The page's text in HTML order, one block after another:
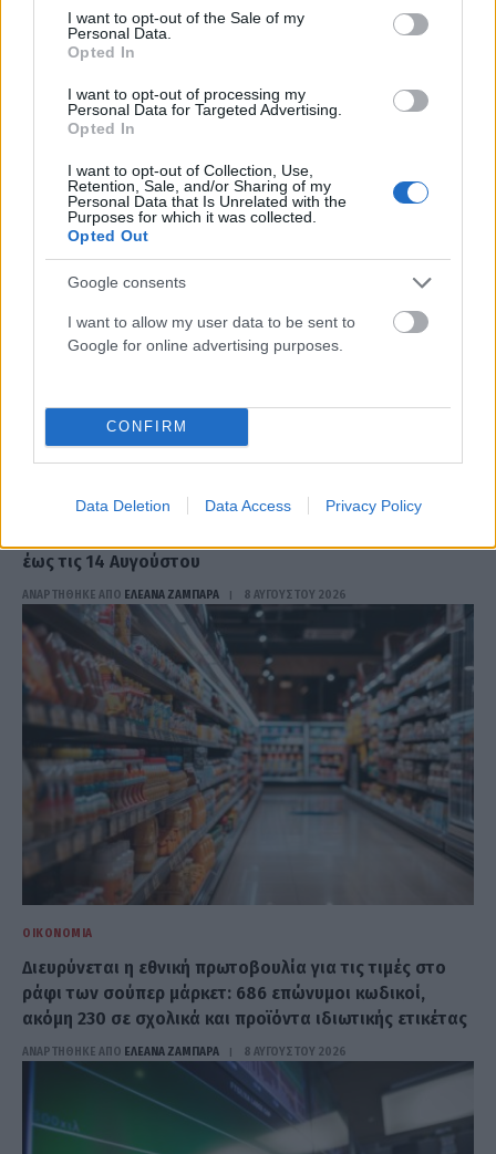
consent section.
I want to opt-out of the Sale of my
Personal Data.
Opted In
I want to opt-out of processing my
Personal Data for Targeted Advertising.
Opted In
I want to opt-out of Collection, Use,
Retention, Sale, and/or Sharing of my
Personal Data that Is Unrelated with the
Purposes for which it was collected.
Opted Out
Google consents
I want to allow my user data to be sent to
Google for online advertising purposes.
CONFIRM
Data Deletion Data Access Privacy Policy
ΣΧΕΤΙΚΑΑΡΘΡΑ
ΟΙΚΟΝΟΜΊΑ
έως τις 14 Αυγούστου
ΑΝΑΡΤΗΘΗΚΕ ΑΠΟ ΕΛΕΑΝΑ ΖΑΜΠΑΡΑ 8 ΑΥΓΟΎΣΤΟΥ 2026
ΟΙΚΟΝΟΜΊΑ
Διευρύνεται η εθνική πρωτοβουλία για τις τιμές στο
ράφι των σούπερ μάρκετ: 686 επώνυμοι κωδικοί,
ακόμη 230 σε σχολικά και προϊόντα ιδιωτικής ετικέτας
ΑΝΑΡΤΗΘΗΚΕ ΑΠΟ ΕΛΕΑΝΑ ΖΑΜΠΑΡΑ 8 ΑΥΓΟΎΣΤΟΥ 2026